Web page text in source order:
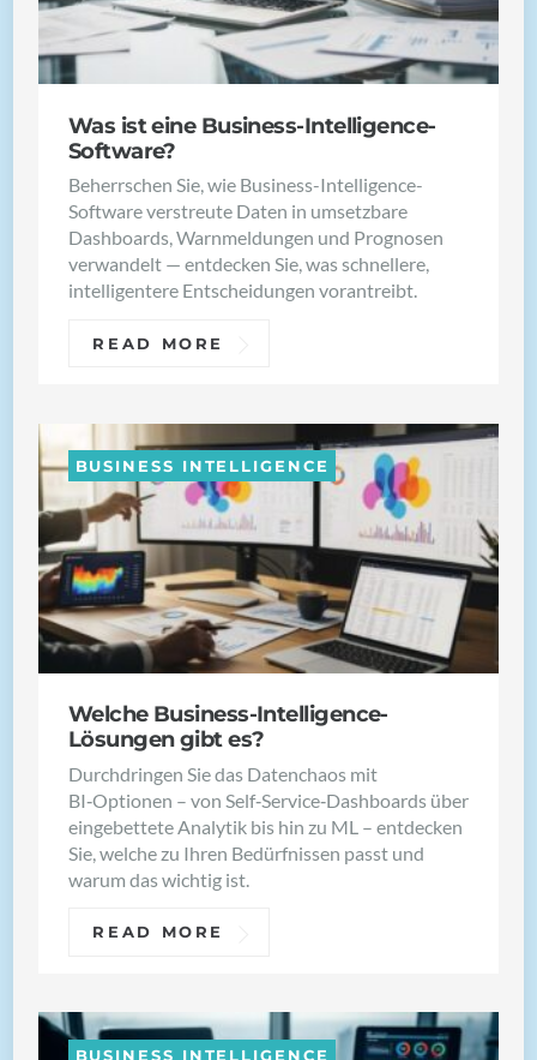
Was ist eine Business-Intelligence-
Software?
Beherrschen Sie, wie Business-Intelligence-
Software verstreute Daten in umsetzbare
Dashboards, Warnmeldungen und Prognosen
verwandelt — entdecken Sie, was schnellere,
intelligentere Entscheidungen vorantreibt.
READ MORE
Welche Business-Intelligence-
Lösungen gibt es?
BUSINESS INTELLIGENCE
Durchdringen Sie das Datenchaos mit
BI‑Optionen – von Self‑Service‑Dashboards über
eingebettete Analytik bis hin zu ML – entdecken
Sie, welche zu Ihren Bedürfnissen passt und
warum das wichtig ist.
READ MORE
BUSINESS INTELLIGENCE